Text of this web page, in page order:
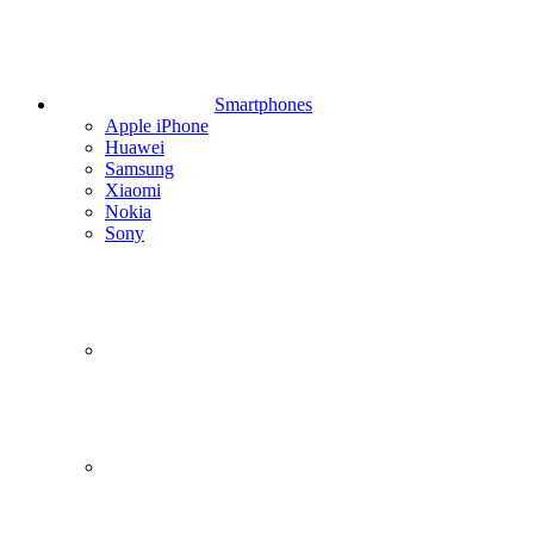
Smartphones
Apple iPhone
Huawei
Samsung
Xiaomi
Nokia
Sony